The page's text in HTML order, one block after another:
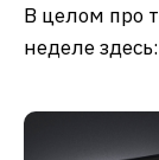
В целом про
неделе здесь: